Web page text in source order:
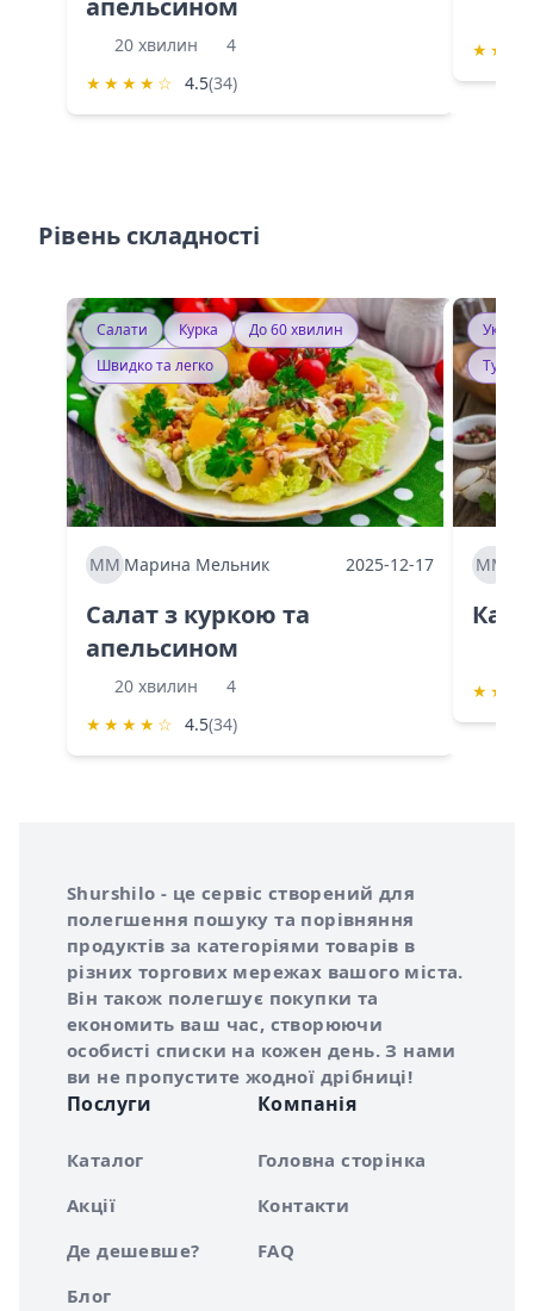
апельсином
20 хвилин
4
★ ★ ★ ★ ☆ 4.5(34)
★ ★
Рівень складності
Салати Курка
До 60 хвилин
Швидко та легко
ММ Марина Мельник 2025-12-17
Салат з куркою та
апельсином
20 хвилин
4
★ ★ ★ ★ ☆ 4.5(34)
ММ
★ ★
Про сервіс Shurshilo
Shurshilo - це сервіс створений для
полегшення пошуку та порівняння
продуктів за категоріями товарів в
різних торгових мережах вашого міста.
Він також полегшує покупки та
економить ваш час, створюючи
особисті списки на кожен день. З нами
ви не пропустите жодної дрібниці!
Послуги
Каталог
Акції
Де дешевше?
Блог
Компанія
Головна сторінка
Контакти
FAQ